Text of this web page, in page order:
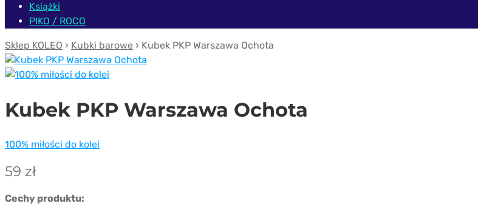
Książki
PIKO / ROCO
Sklep KOLEO › Kubki barowe › Kubek PKP Warszawa Ochota
Kubek PKP Warszawa Ochota
100% miłości do kolei
59 zł
Cechy produktu: